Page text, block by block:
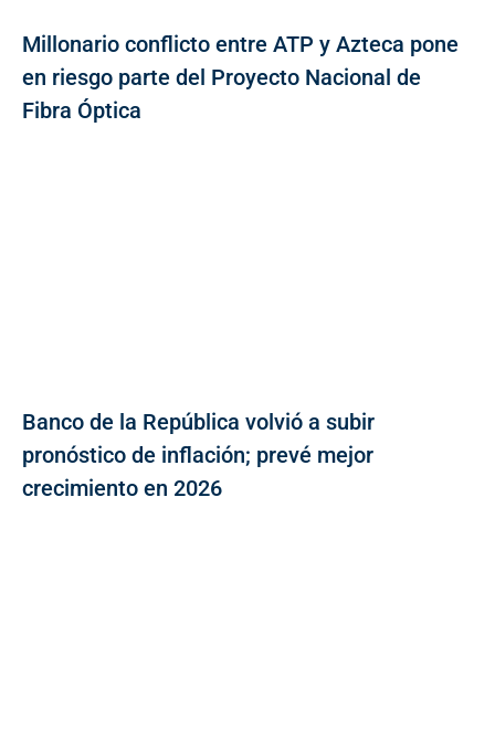
Millonario conflicto entre ATP y Azteca pone
en riesgo parte del Proyecto Nacional de
Fibra Óptica
Banco de la República volvió a subir
pronóstico de inflación; prevé mejor
crecimiento en 2026